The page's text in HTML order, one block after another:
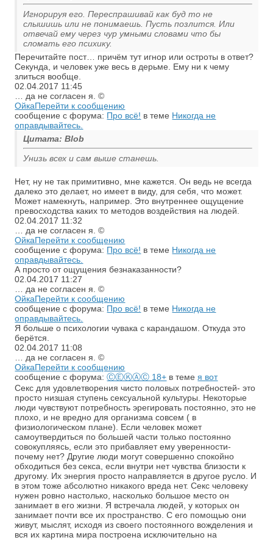
Игнорируя его. Переспрашивай как буд то не
слышишь или не понимаешь. Пусть позлится. Или
отвечай ему через чур умными словами что бы
сломать его психику.
Перечитайте пост… причём тут игнор или остроты в ответ?
Секунда, и человек уже весь в дерьме. Ему ни к чему
злиться вообще.
02.04.2017 11:45
… да не согласен я. ©
ОйкаПерейти к сообщению
сообщение с форума: Про всё! в теме Никогда не
оправдывайтесь.
Цитата: Blob
Унизь всех и сам выше станешь.
Нет, ну не так примитивно, мне кажется. Он ведь не всегда
далеко это делает, но имеет в виду, для себя, что может.
Может намекнуть, например. Это внутреннее ощущение
превосходства каких то методов воздействия на людей.
02.04.2017 11:32
… да не согласен я. ©
ОйкаПерейти к сообщению
сообщение с форума: Про всё! в теме Никогда не
оправдывайтесь.
А просто от ощущения безнаказанности?
02.04.2017 11:27
… да не согласен я. ©
ОйкаПерейти к сообщению
сообщение с форума: Про всё! в теме Никогда не
оправдывайтесь.
Я больше о психологии чувака с карандашом. Откуда это
берётся.
02.04.2017 11:08
… да не согласен я. ©
ОйкаПерейти к сообщению
сообщение с форума:ⒸⒺⓀⒶⒸ 18+ в темея вот
Секс для удовлетворения чисто половых потребностей- это
просто низшая ступень сексуальной культуры. Некоторые
люди чувствуют потребность эрегировать постоянно, это не
плохо, и не вредно для организма совсем ( в
физиологическом плане). Если человек может
самоутвердиться по большей части только постоянно
совокупляясь, если это прибавляет ему уверенности-
почему нет? Другие люди могут совершенно спокойно
обходиться без секса, если внутри нет чувства близости к
другому. Их энергия просто направляется в другое русло. И
в этом тоже абсолютно никакого вреда нет. Секс человеку
нужен ровно настолько, насколько большое место он
занимает в его жизни. Я встречала людей, у которых он
занимает почти все их пространство. С его помощью они
живут, мыслят, исходя из своего постоянного вожделения и
вся их картина мира построена исключительно на